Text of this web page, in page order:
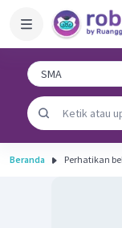
Beranda